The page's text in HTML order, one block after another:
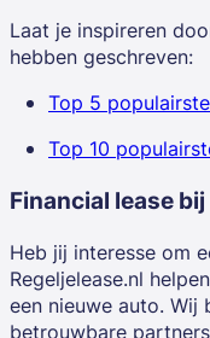
Laat je inspireren
hebben geschreven:
Top 5
Top 10
Financial lease
Heb jij interesse om
Regeljelease.nl
een nieuwe auto. Wij
betrouwbare